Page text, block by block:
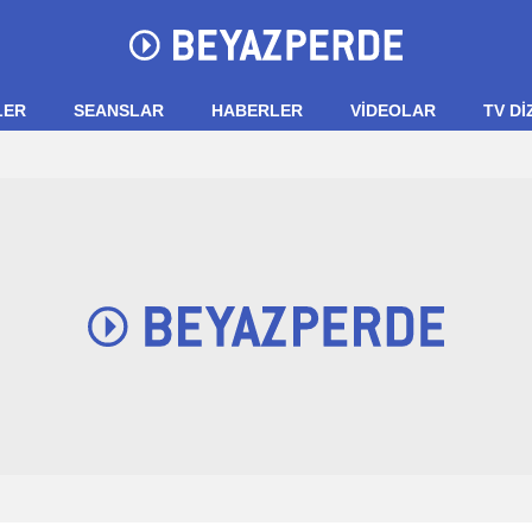
SEANSLAR HABERLER VIDEOLAR TV